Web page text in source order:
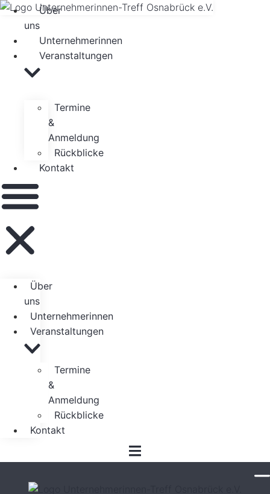
Zum
springen
Über
uns
Unternehmerinnen
Veranstaltungen
Termine
&
Anmeldung
Rückblicke
Kontakt
Über
uns
Unternehmerinnen
Veranstaltungen
Termine
&
Anmeldung
Rückblicke
Kontakt